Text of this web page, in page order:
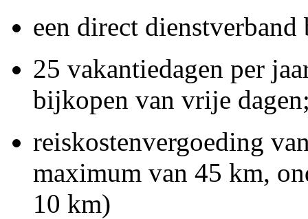
een direct
25 vakantiedagen per
bijkopen van vrije
reiskostenvergoeding
maximum van 45 km,
10 km)